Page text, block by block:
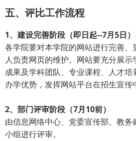
五、评比工作流程
1、建设完善阶段（即日起--7月5日）
各学院要对本学院的网站进行完善
人负责网页的维护。网站要充分展
成果及学科团队、专业课程、人才
办学优势，发挥网站平台在招生宣传
2、部门评审阶段（7月10前）
由信息网络中心、党委宣传部、教
小组进行评审。